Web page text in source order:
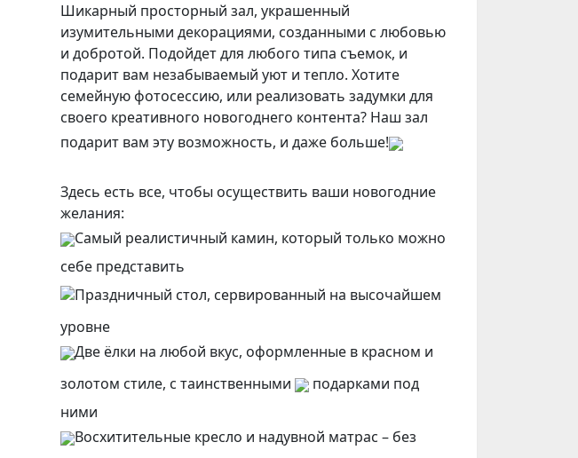
Шикарный просторный зал, украшенный
изумительными декорациями, созданными с любовью
и добротой. Подойдет для любого типа съемок, и
подарит вам незабываемый уют и тепло. Хотите
семейную фотосессию, или реализовать задумки для
своего креативного новогоднего контента? Наш зал
подарит вам эту возможность, и даже больше!
Здесь есть все, чтобы осуществить ваши новогодние
желания:
Самый реалистичный камин, который только можно
себе представить
Праздничный стол, сервированный на высочайшем
уровне
Две ёлки на любой вкус, оформленные в красном и
золотом стиле, с таинственными
подарками под
ними
Восхитительные кресло и надувной матрас – без